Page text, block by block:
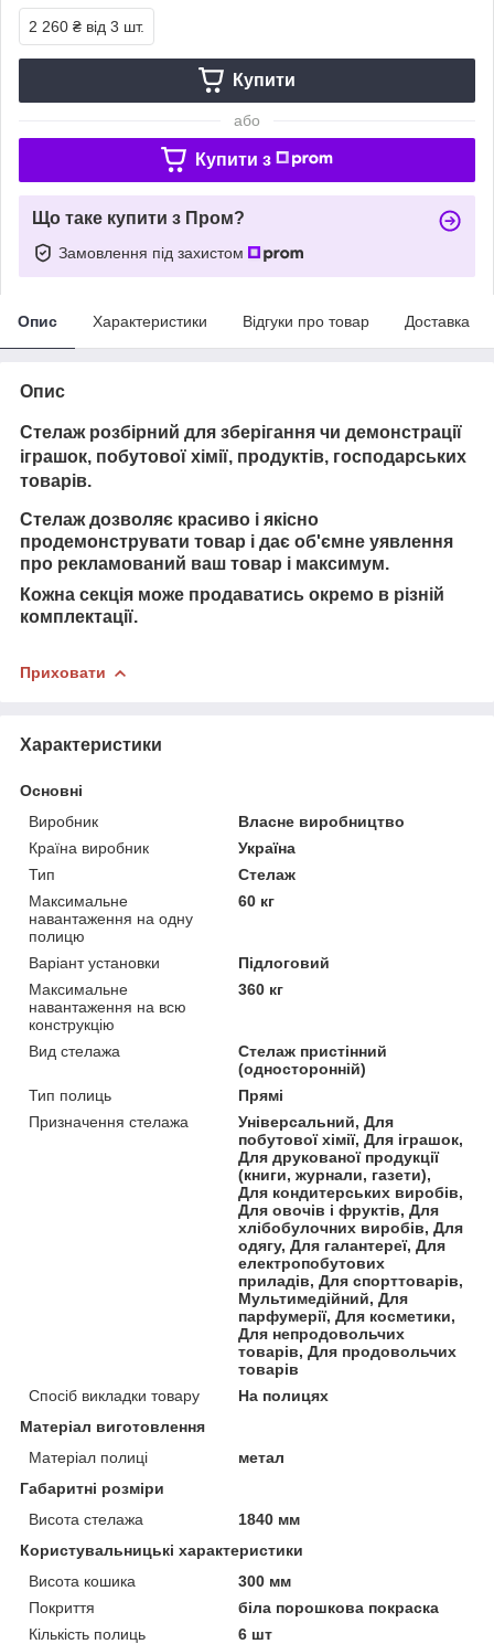
2 260 ₴ від 3 шт.
Купити
або
Купити з
Що таке купити з Пром?
Замовлення під захистом
Опис Характеристики Відгуки про товар Доставка
Опис
Стелаж розбірний для зберігання чи демонстрації
іграшок, побутової хімії, продуктів, господарських
товарів.
Стелаж дозволяє красиво і якісно
продемонструвати товар і дає об'ємне уявлення
про рекламований ваш товар і максимум.
Кожна секція може продаватись окремо в різній
комплектації.
Приховати
Характеристики
Основні
Виробник
Власне виробництво
Країна виробник
Україна
Тип
Стелаж
Максимальне
навантаження на одну
полицю
60 кг
Варіант установки
Підлоговий
Максимальне
навантаження на всю
конструкцію
360 кг
Вид стелажа
Стелаж пристінний
(односторонній)
Тип полиць
Прямі
Призначення стелажа
Універсальний, Для
побутової хімії, Для іграшок,
Для друкованої продукції
(книги, журнали, газети),
Для кондитерських виробів,
Для овочів і фруктів, Для
хлібобулочних виробів, Для
одягу, Для галантереї, Для
електропобутових
приладів, Для спорттоварів,
Мультимедійний, Для
парфумерії, Для косметики,
Для непродовольчих
товарів, Для продовольчих
товарів
Спосіб викладки товару
На полицях
Матеріал виготовлення
Матеріал полиці
метал
Габаритні розміри
Висота стелажа
1840 мм
Користувальницькі характеристики
Висота кошика
300 мм
Покриття
біла порошкова покраска
Кількість полиць
6 шт